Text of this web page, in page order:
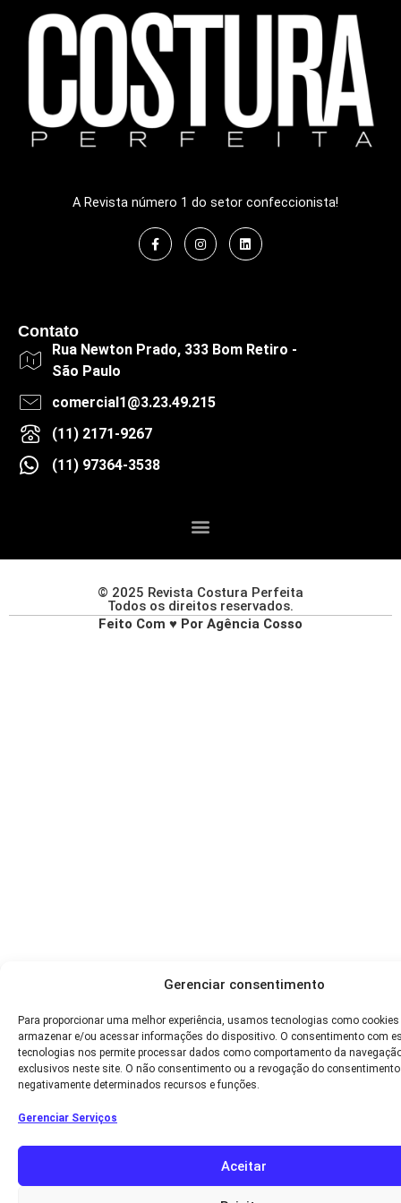
Gerenciar consentimento
Para proporcionar uma melhor experiência, usamos tecnologias como cookies
armazenar e/ou acessar informações do dispositivo. O consentimento com
tecnologias nos permite processar dados como comportamento da
exclusivos neste site. O não consentimento ou a revogação do
negativamente determinados recursos e funções.
Gerenciar Serviços
Aceitar
A Revista número 1 do setor confeccionista!
Contato
Rua Newton Prado, 333 Bom Retiro -
São Paulo
comercial1@3.23.49.215
(11) 2171-9267
(11) 97364-3538
© 2025 Revista Costura Perfeita
Todos os direitos reservados.
Feito Com ♥ Por Agência Cosso